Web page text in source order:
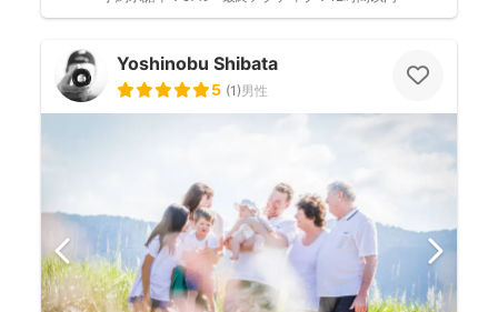
Yoshinobu Shibata
5 (1)男性